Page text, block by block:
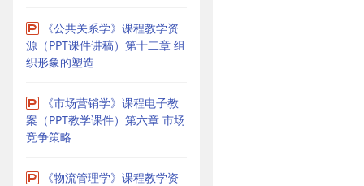
《公共关系学》课程教学资
源（PPT课件讲稿）第十二章 组
织形象的塑造
《市场营销学》课程电子教
案（PPT教学课件）第六章 市场
竞争策略
《物流管理学》课程教学资